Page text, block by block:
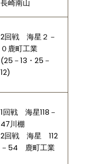
長崎南山
2回戦 海星２－
０鹿町工業
(25－13・25－
12)
1回戦 海星118－
47川棚
2回戦 海星 112
－54 鹿町工業